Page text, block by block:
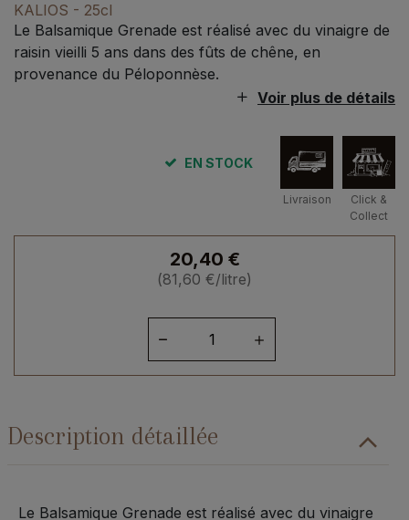
KALIOS - 25cl
Le Balsamique Grenade est réalisé avec du vinaigre de
raisin vieilli 5 ans dans des fûts de chêne, en
provenance du Péloponnèse.
Voir plus de détails
EN STOCK
Livraison
Click &
Collect
20,40 €
(81,60 €/litre)
Balsamique
grenade
Description détaillée
Le Balsamique Grenade est réalisé avec du vinaigre